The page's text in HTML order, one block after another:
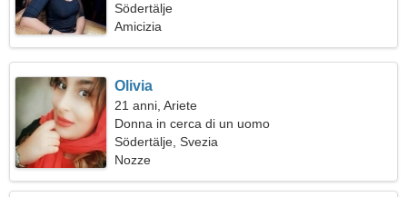
Södertälje
Amicizia
Olivia
21 anni, Ariete
Donna in cerca di un uomo
Södertälje, Svezia
Nozze